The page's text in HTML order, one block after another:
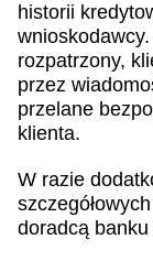
historii
rozpatrzony,
przez
przelane
klienta.
W razie
doradcą